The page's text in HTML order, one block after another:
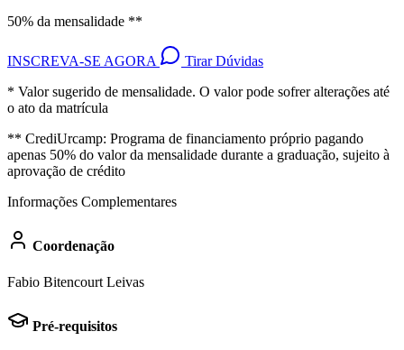
50% da mensalidade **
INSCREVA-SE AGORA
Tirar Dúvidas
* Valor sugerido de mensalidade. O valor pode sofrer alterações até
o ato da matrícula
** CrediUrcamp: Programa de financiamento próprio pagando
apenas 50% do valor da mensalidade durante a graduação, sujeito à
aprovação de crédito
Informações Complementares
Coordenação
Fabio Bitencourt Leivas
Pré-requisitos